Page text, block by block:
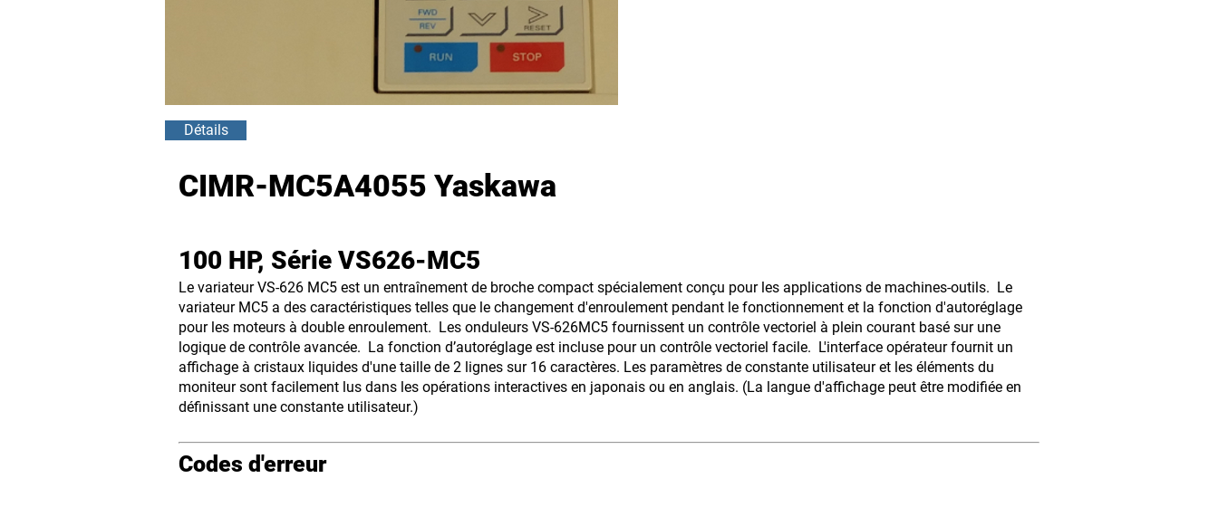
Détails
CIMR-MC5A4055 Yaskawa
100 HP, Série VS626-MC5
Le variateur VS-626 MC5 est un entraînement de broche compact spécialement conçu pour les applications de machines-outils. Le
variateur MC5 a des caractéristiques telles que le changement d'enroulement pendant le fonctionnement et la fonction d'autoréglage
pour les moteurs à double enroulement. Les onduleurs VS-626MC5 fournissent un contrôle vectoriel à plein courant basé sur une
logique de contrôle avancée. La fonction d’autoréglage est incluse pour un contrôle vectoriel facile. L'interface opérateur fournit un
affichage à cristaux liquides d'une taille de 2 lignes sur 16 caractères. Les paramètres de constante utilisateur et les éléments du
moniteur sont facilement lus dans les opérations interactives en japonais ou en anglais. (La langue d'affichage peut être modifiée en
définissant une constante utilisateur.)
Codes d'erreur